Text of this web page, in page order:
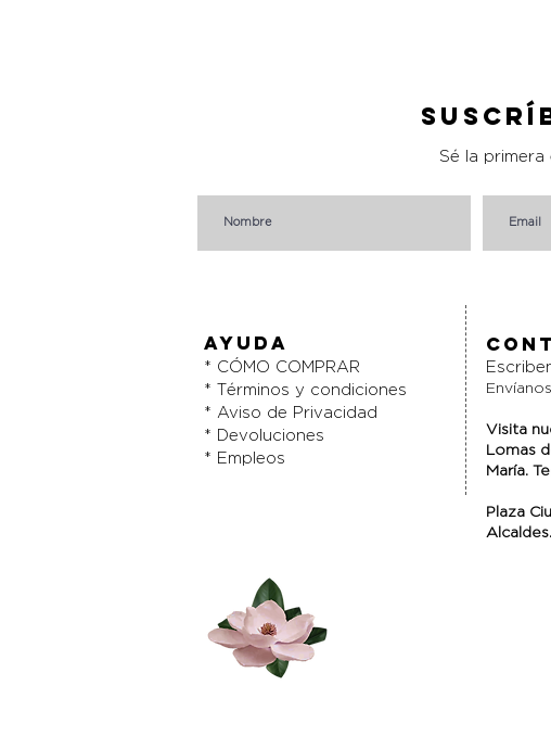
Sé la primera
AYUDA
* CÓMO COMPRAR
* Términos y condiciones
* Aviso de Privacidad
* Devoluciones
* Empleos
Visita
Lomas
María.
Plaza